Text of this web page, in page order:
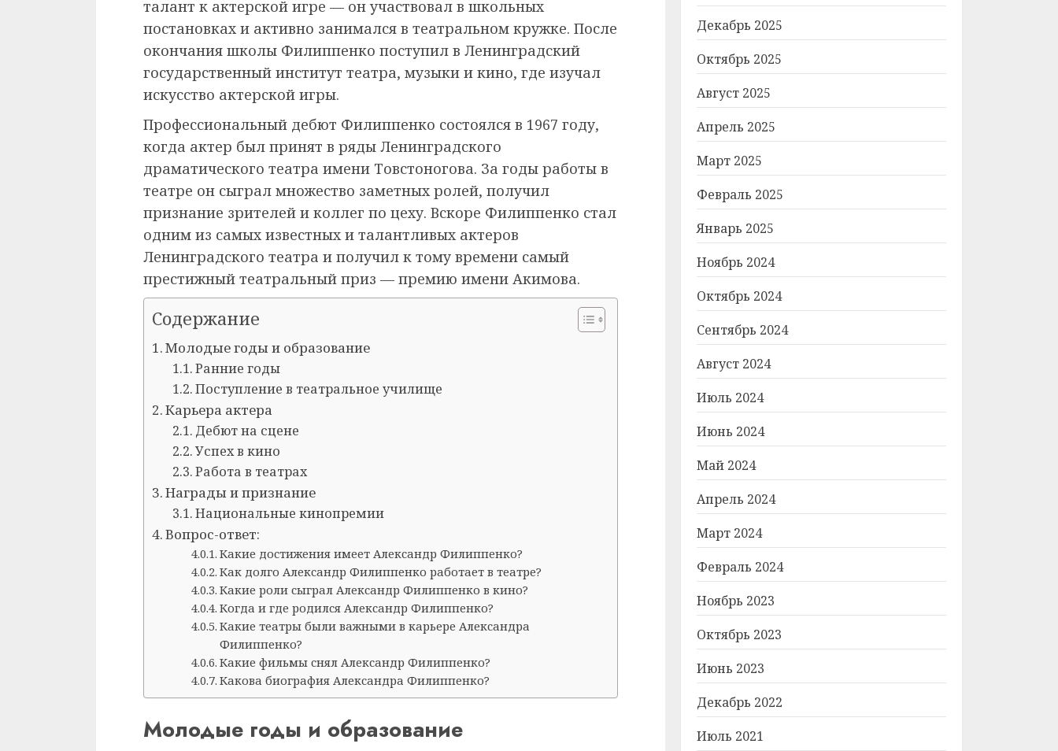
талант к актерской игре — он участвовал в школьных
постановках и активно занимался в театральном кружке. После
окончания школы Филиппенко поступил в Ленинградский
государственный институт театра, музыки и кино, где изучал
искусство актерской игры.
Профессиональный дебют Филиппенко состоялся в 1967 году,
когда актер был принят в ряды Ленинградского
драматического театра имени Товстоногова. За годы работы в
театре он сыграл множество заметных ролей, получил
признание зрителей и коллег по цеху. Вскоре Филиппенко стал
одним из самых известных и талантливых актеров
Ленинградского театра и получил к тому времени самый
престижный театральный приз — премию имени Акимова.
Содержание
Молодые годы и образование
Ранние годы
Поступление в театральное училище
Карьера актера
Дебют на сцене
Успех в кино
Работа в театрах
Награды и признание
Национальные кинопремии
Вопрос-ответ:
Какие достижения имеет Александр Филиппенко?
Как долго Александр Филиппенко работает в театре?
Какие роли сыграл Александр Филиппенко в кино?
Когда и где родился Александр Филиппенко?
Какие театры были важными в карьере Александра
Филиппенко?
Какие фильмы снял Александр Филиппенко?
Какова биография Александра Филиппенко?
Молодые годы и образование
Декабрь 2025
Октябрь 2025
Август 2025
Апрель 2025
Март 2025
Февраль 2025
Январь 2025
Ноябрь 2024
Октябрь 2024
Сентябрь 2024
Август 2024
Июль 2024
Июнь 2024
Май 2024
Апрель 2024
Март 2024
Февраль 2024
Ноябрь 2023
Октябрь 2023
Июнь 2023
Декабрь 2022
Июль 2021